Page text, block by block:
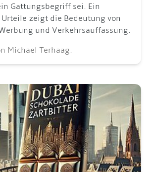
Gattungsbegriff sei. Ein
zeigt die Bedeutung von
und Verkehrsauffassung.
Michael Terhaag.